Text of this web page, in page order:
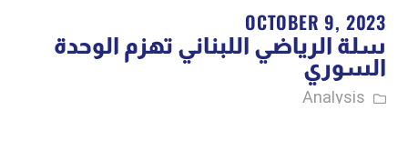
OCTOBER 9, 2023
سلة الرياضي اللبناني تهزم الوحدة
السوري
Analysis